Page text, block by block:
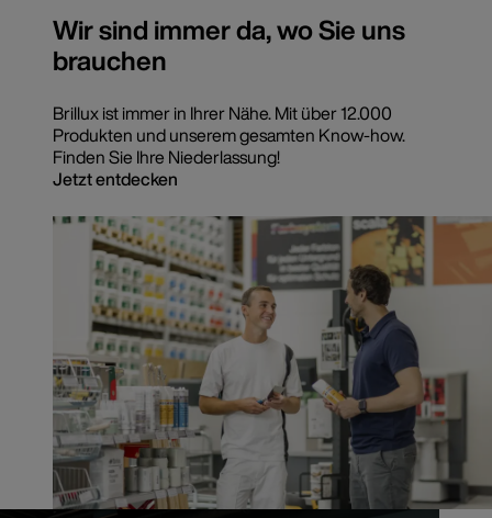
Wir sind immer da, wo Sie uns
brauchen
Brillux ist immer in Ihrer Nähe. Mit über 12.000
Produkten und unserem gesamten Know-how.
Finden Sie Ihre Niederlassung!
Jetzt entdecken